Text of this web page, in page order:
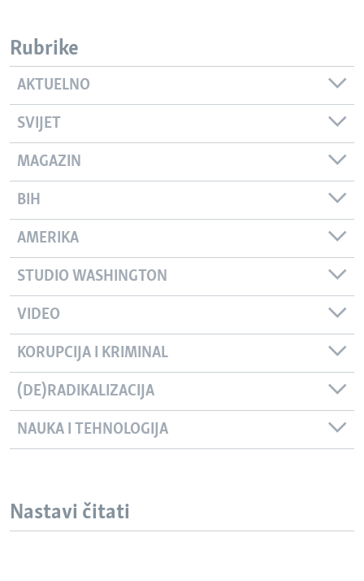
Rubrike
AKTUELNO
SVIJET
MAGAZIN
BIH
AMERIKA
STUDIO WASHINGTON
VIDEO
KORUPCIJA I KRIMINAL
(DE)RADIKALIZACIJA
NAUKA I TEHNOLOGIJA
Nastavi čitati